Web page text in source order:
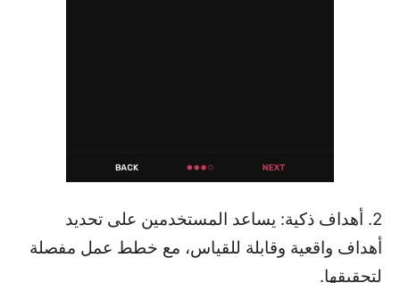
2. أهداف ذكية: يساعد المستخدمين على تحديد
أهداف واقعية وقابلة للقياس، مع خطط عمل مفصلة
لتحقيقها.